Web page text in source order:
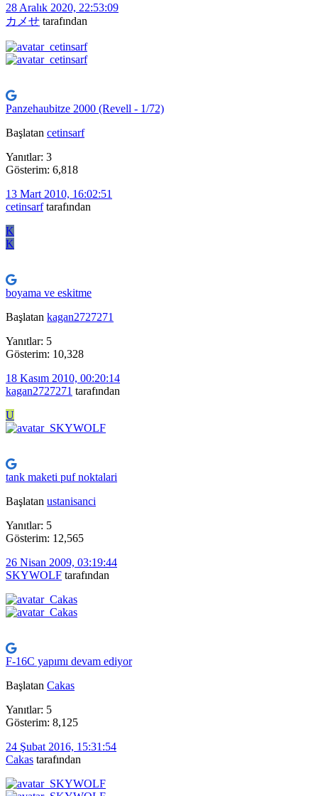
28 Aralık 2020, 22:53:09
カメせ tarafından
Panzehaubitze 2000 (Revell - 1/72)
Başlatan cetinsarf
Yanıtlar: 3
Gösterim: 6,818
13 Mart 2010, 16:02:51
cetinsarftarafından
K
K
boyama ve eskitme
Başlatan kagan2727271
Yanıtlar: 5
Gösterim: 10,328
18 Kasım 2010, 00:20:14
kagan2727271 tarafından
U
tank maketi puf noktalari
Başlatan ustanisanci
Yanıtlar: 5
Gösterim: 12,565
26 Nisan 2009, 03:19:44
SKYWOLF tarafından
F-16C yapımı devam ediyor
Başlatan Cakas
Yanıtlar: 5
Gösterim: 8,125
24 Şubat 2016, 15:31:54
Cakas tarafından